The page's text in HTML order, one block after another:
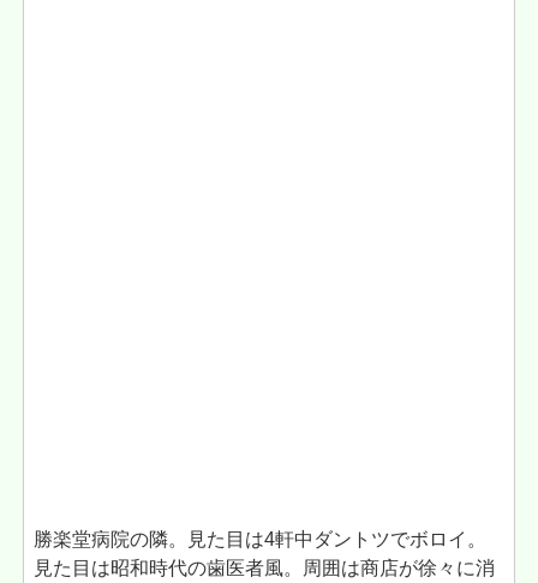
勝楽堂病院の隣。見た目は4軒中ダントツでボロイ。
見た目は昭和時代の歯医者風。周囲は商店が徐々に消